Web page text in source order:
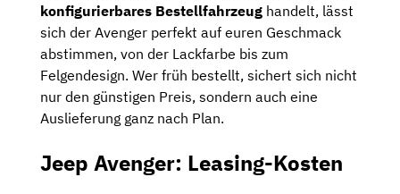
konfigurierbares Bestellfahrzeug handelt, lässt
sich der Avenger perfekt auf euren Geschmack
abstimmen, von der Lackfarbe bis zum
Felgendesign. Wer früh bestellt, sichert sich nicht
nur den günstigen Preis, sondern auch eine
Auslieferung ganz nach Plan.
Jeep Avenger: Leasing-Kosten